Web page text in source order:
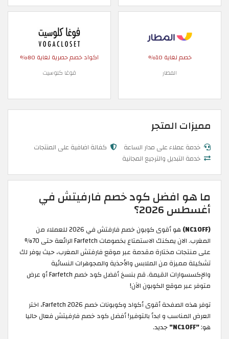
خصم لغاية 10%
المطار
اكواد خصم حصرية لغاية 80%
فوغا كلوسيت
مميزات المتجر
خدمة عملاء على مدار الساعة
كفالة اضافية على المنتجات
خدمة التبديل والترجيع المجانية
ما هو افضل كود خصم فارفيتش في
أغسطس 2026؟
(NC10FF)
هو أقوى كوبون خصم فارفتش في 2026 للعملاء من
المغرب. الان يمكنك الاستمتاع بخصومات Farfetch الرائعة حتى 70%
على منتجات مختارة مقدمة عبر موقع فارفتش المغرب، حيث يوفر لك
تشكيلة مميزة من الملابس والأحذية والمجوهرات النسائية
والإكسسوارات القيمة. قم بنسخ أفضل كود خصم Farfetch أو عرض
متوفر عبر موقع الكوبون الآن!
توفر هذه الصفحة أقوى أكواد وكوبونات خصم Farfetch 2026، اختر
العرض المناسب و ابدأ بالتوفير! أفضل كود خصم فارفيتش فعال حاليا
هو:"NC10FF"
جديد.